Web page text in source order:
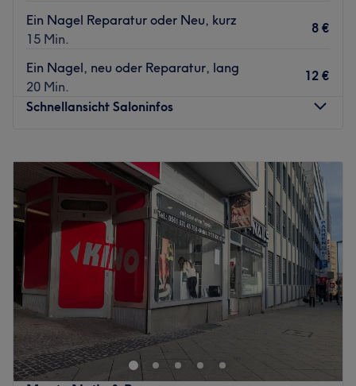
Ein Nagel Reparatur oder Neu, kurz
15 Min.
8 €
Ein Nagel, neu oder Reparatur, lang
20 Min.
12 €
Schnellansicht Saloninfos
Dienstag
09:00– 18:00
09:00 18:00
Donnerstag
09:00–18:00
Freitag
09:00– 18:00
Samstag
09:00
15:00
Sonntag
Geschlossen
Beauty Loft
We make Beauty
Beauty Loft – der Ort, an dem Perfektion im Detail
beginnt.